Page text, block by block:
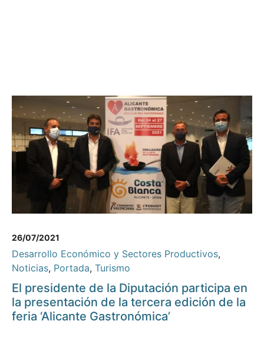
26/07/2021
Desarrollo Económico y Sectores Productivos,
Noticias, Portada, Turismo
El presidente de la Diputación participa en
la presentación de la tercera edición de la
feria ‘Alicante Gastronómica’